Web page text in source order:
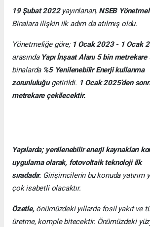
19 Şubat 2022 yayınlanan, NSEB
Binalara ilişkin ilk adım da atılmış oldu.
Yönetmeliğe göre; 1 Ocak 2023 - 1 Ocak
arasında Yapı İnşaat Alanı 5 bin metrekare
binalarda%5 Yenilenebilir Enerji kullanma
zorunluluğugetirildi. 1 Ocak 2025’den
metrekare çekilecektir.
Yapılarda; yenilenebilir enerji kaynakları
uygulama olarak, fotovoltaik teknoloji ilk
sıradadır. Girişimcilerin bu konuda yatırım
çok isabetli olacaktır.
Özetle,önümüzdeki yıllarda fosil yakıt ve
üretme, komple bitecektir. Önümüzdeki